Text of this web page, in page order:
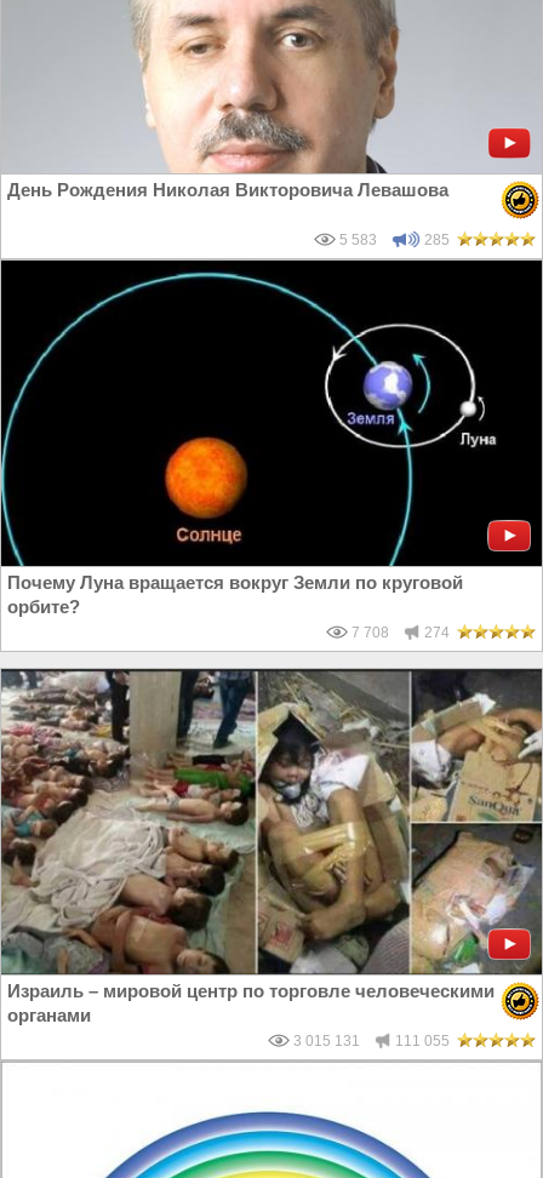
День Рождения Николая Викторовича Левашова
5 583 285
Почему Луна вращается вокруг Земли по круговой
орбите?
7 708 274
Израиль – мировой центр по торговле человеческими
органами
3 015 131 111 055